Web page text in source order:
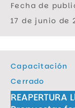
Fecha de
17 de junio de
Capacitación
Cerrado